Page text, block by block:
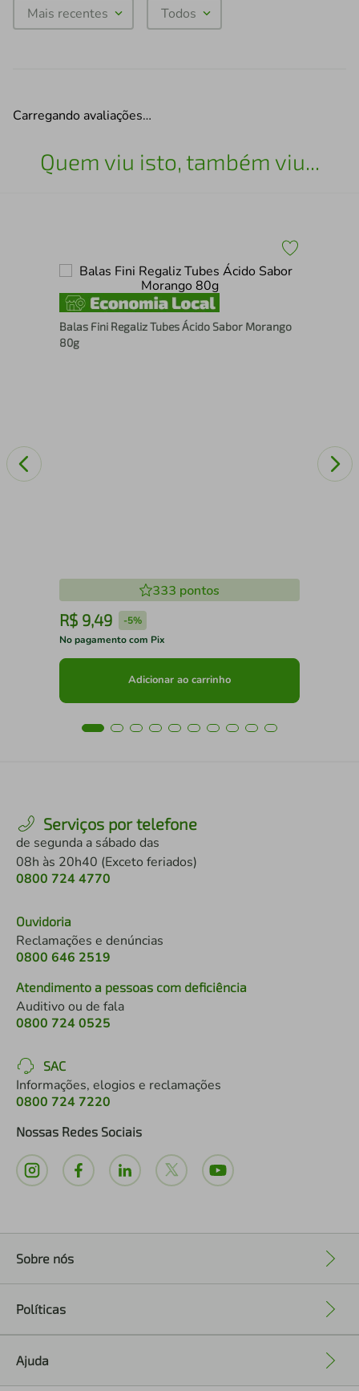
Mais recentes Todos
Carregando avaliações…
Quem viu isto, também viu...
Balas Fini Regaliz Tubes Ácido Sabor Morango
80g
333 pontos
R$ 9,49 -5%
No pagamento com Pix
Adicionar ao carrinho
Serviços por telefone
de segunda a sábado das
08h às 20h40 (Exceto feriados)
0800 724 4770
Ouvidoria
Reclamações e denúncias
0800 646 2519
Atendimento a pessoas com deficiência
Auditivo ou de fala
0800 724 0525
SAC
Informações, elogios e reclamações
0800 724 7220
Nossas Redes Sociais
Sobre nós
Políticas
Ajuda